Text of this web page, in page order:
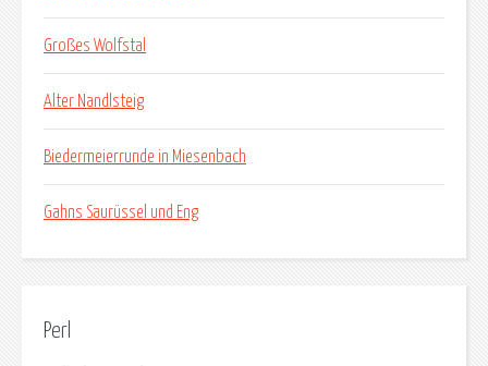
Großes Wolfstal
Alter Nandlsteig
Biedermeierrunde in Miesenbach
Gahns Saurüssel und Eng
Perl